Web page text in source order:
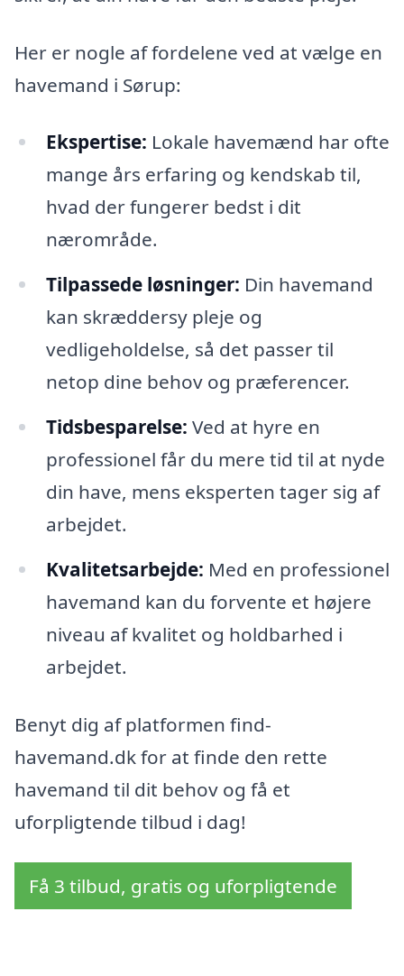
Her er nogle af fordelene ved at vælge en
havemand i Sørup:
Ekspertise: Lokale havemænd har ofte
mange års erfaring og kendskab til,
hvad der fungerer bedst i dit
nærområde.
Tilpassede løsninger: Din havemand
kan skræddersy pleje og
vedligeholdelse, så det passer til
netop dine behov og præferencer.
Tidsbesparelse: Ved at hyre en
professionel får du mere tid til at nyde
din have, mens eksperten tager sig af
arbejdet.
Kvalitetsarbejde: Med en professionel
havemand kan du forvente et højere
niveau af kvalitet og holdbarhed i
arbejdet.
Benyt dig af platformen find-
havemand.dk for at finde den rette
havemand til dit behov og få et
uforpligtende tilbud i dag!
Få 3 tilbud, gratis og uforpligtende